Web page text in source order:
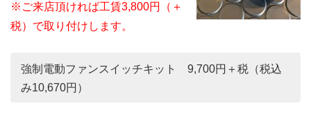
※ご来店頂ければ工賃3,800円（＋
税）で取り付けします。
強制電動ファンスイッチキット 9,700円＋税（税込
み10,670円）